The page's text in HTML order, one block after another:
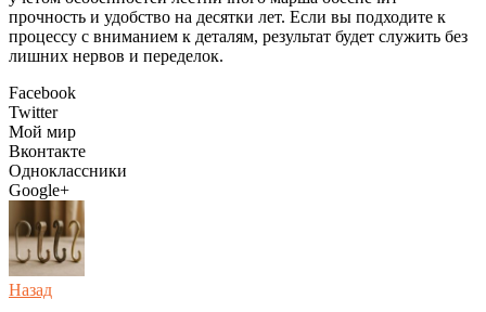
прочность и удобство на десятки лет. Если вы подходите к
процессу с вниманием к деталям, результат будет служить без
лишних нервов и переделок.
Facebook
Twitter
Мой мир
Вконтакте
Одноклассники
Google+
Назад